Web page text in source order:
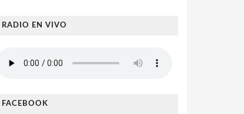
RADIO EN VIVO
FACEBOOK